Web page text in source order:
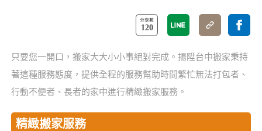
120
只要您一開口，搬家大大小小事絕對完成。揚陞台中搬家秉持
著這種服務態度，提供全程的服務幫助時間繁忙無法打包者、
行動不便者、長者的家中進行精緻搬家服務。
精緻搬家服務